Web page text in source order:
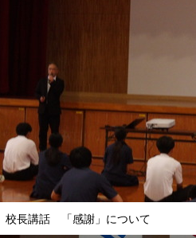
校長講話 「感謝」について